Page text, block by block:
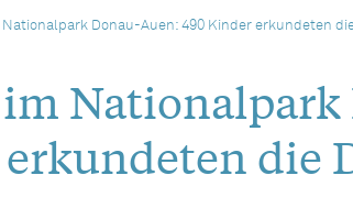
Nationalpark Donau-Auen: 490 Kinder erkundeten
die